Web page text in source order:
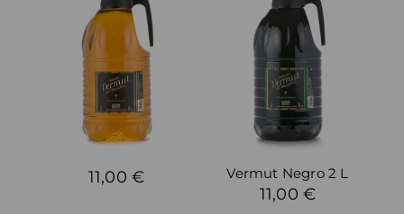
11,00 € Vermut Negro 2 L
11,00 €